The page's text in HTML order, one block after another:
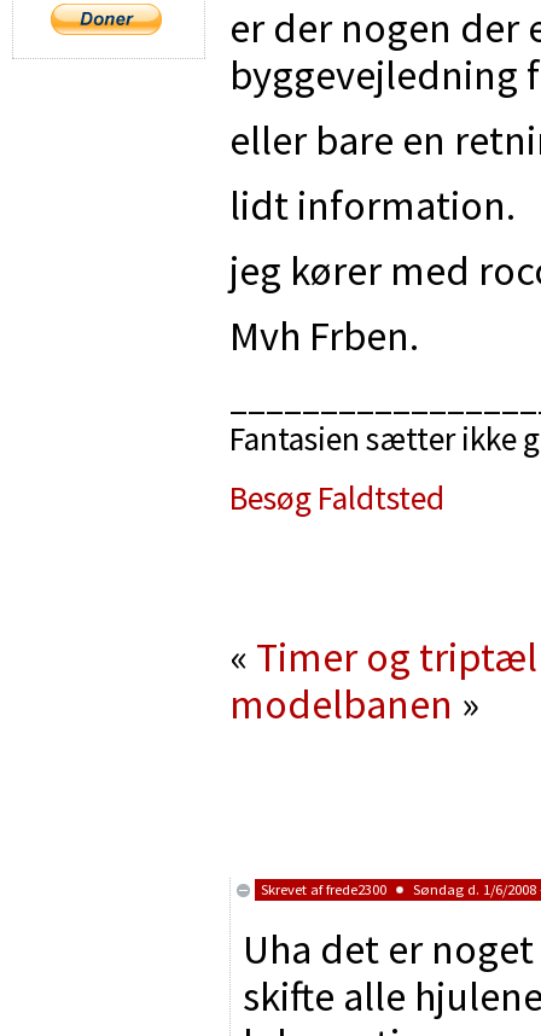
er der nogen der
byggevejledning
eller bare en
lidt information.
jeg kører med
Mvh Frben.
Fantasien sætter ikke
Besøg Faldtsted
« Timer og
modelbanen »
Skrevet affrede2300 Søndag d. 1/6/2008
Uha det er
skifte alle